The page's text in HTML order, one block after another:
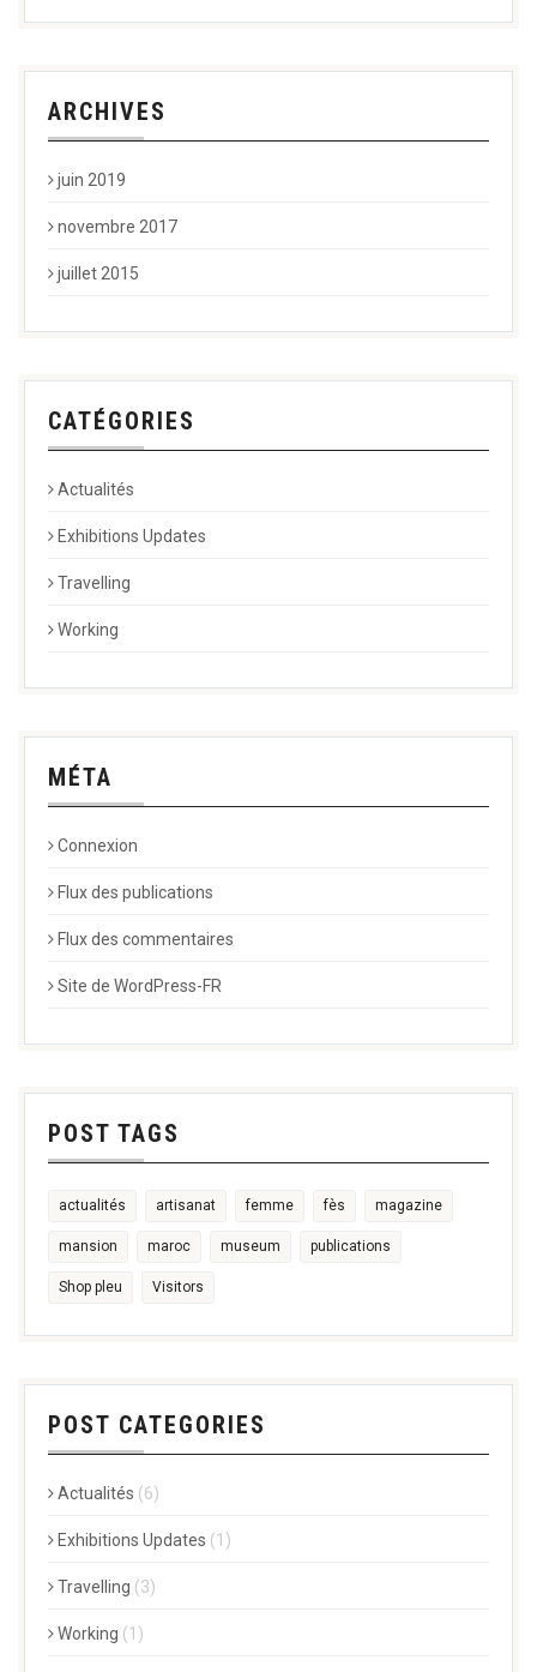
ARCHIVES
juin 2019
novembre 2017
juillet 2015
CATÉGORIES
Actualités
Exhibitions Updates
Travelling
Working
MÉTA
Connexion
Flux des publications
Flux des commentaires
Site de WordPress-FR
POST TAGS
actualités artisanat femme fès magazine
mansion maroc museum publications
Shop pleu Visitors
POST CATEGORIES
Actualités (6)
Exhibitions Updates (1)
Travelling (3)
Working (1)